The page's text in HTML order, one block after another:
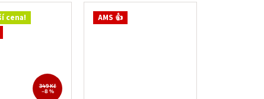
cena!
349 Kč
–8 %
AMS 👍